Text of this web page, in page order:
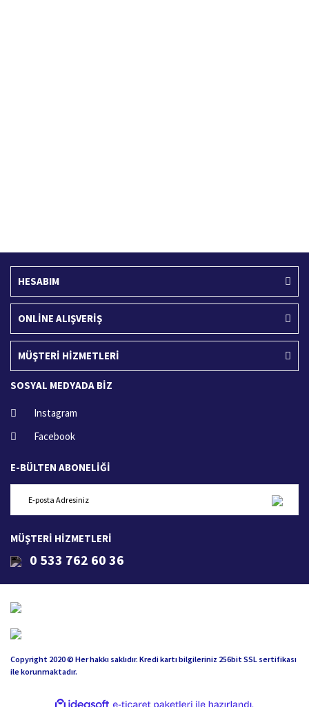
HESABIM
ONLİNE ALIŞVERİŞ
MÜŞTERİ HİZMETLERİ
SOSYAL MEDYADA BİZ
Instagram
Facebook
E-BÜLTEN ABONELİĞİ
MÜŞTERİ HİZMETLERİ
0 533 762 60 36
Copyright 2020 © Her hakkı saklıdır. Kredi kartı bilgileriniz 256bit SSL sertifikası
ile korunmaktadır.
ideasoft e-